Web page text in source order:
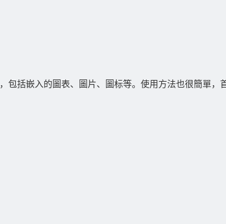
，包括嵌入的圖表、圖片、圖标等。使用方法也很簡單，